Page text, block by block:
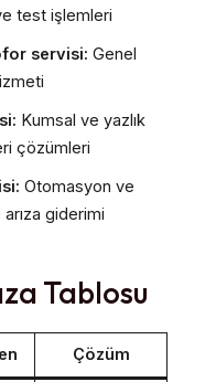
test işlemleri
servisi: Genel
Kumsal ve yazlık
çözümleri
Otomasyon ve
giderimi
Tablosu
Çözüm